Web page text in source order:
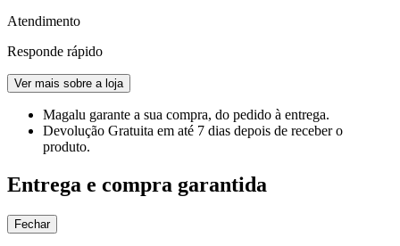
Atendimento
Responde rápido
Ver mais sobre a loja
Magalu garante a sua compra, do pedido à entrega.
Devolução Gratuita em até 7 dias depois de receber o
produto.
Entrega e compra garantida
Fechar